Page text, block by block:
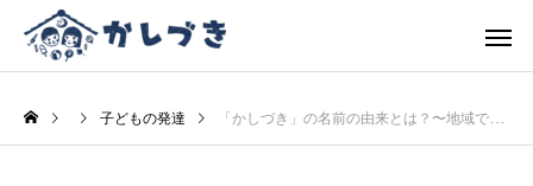
子どもの発達 「かしづき」の名前の由来とは？〜地域で子どもを育てる意味〜